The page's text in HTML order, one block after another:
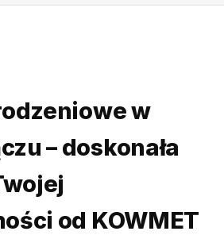
w
– doskonała
od KOWMET